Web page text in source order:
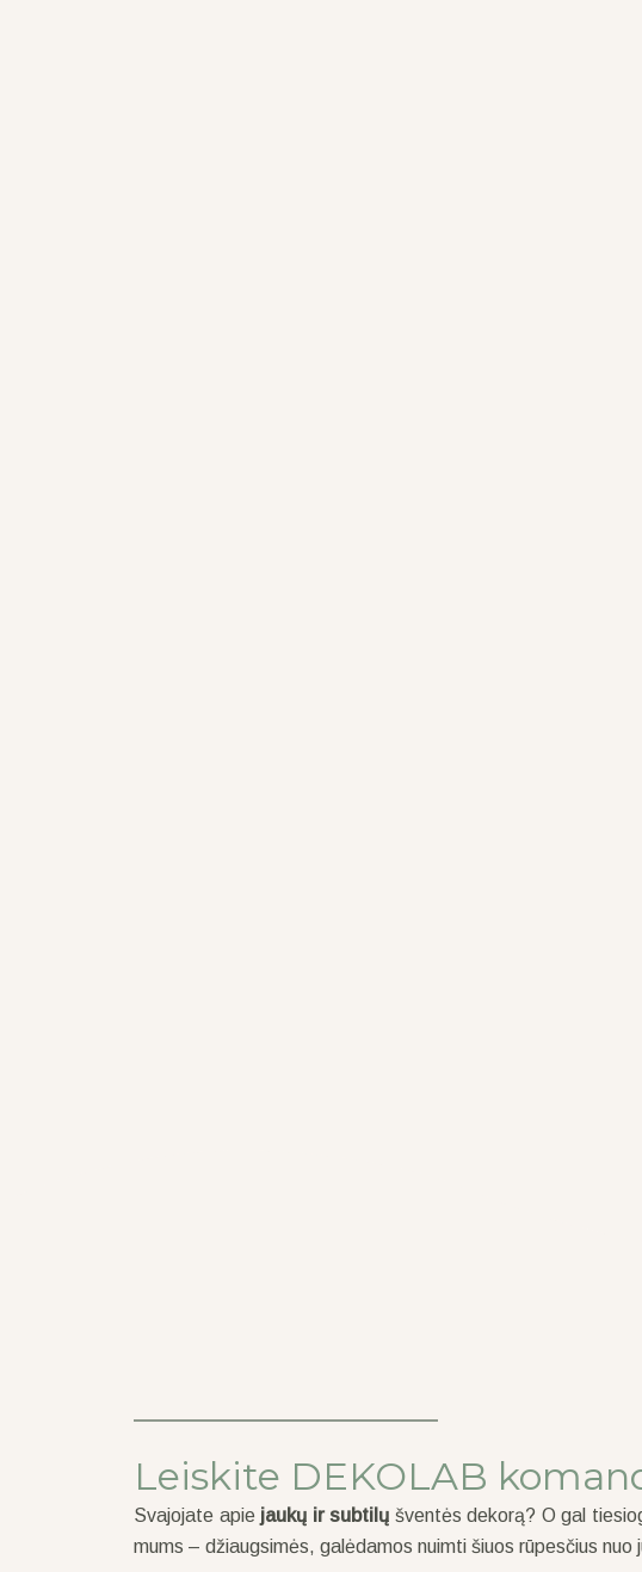
Leiskite DEKOLAB
Svajojate apie jaukų ir subtilų šventės dekorą? O gal
mums – džiaugsimės, galėdamos nuimti šiuos rūpesčius nuo